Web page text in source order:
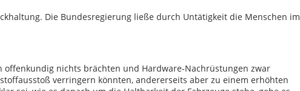
Die Bundesregierung ließe durch Untätigkeit die Menschen im
offenkundig nichts brächten und Hardware-Nachrüstungen zwar
verringern könnten, andererseits aber zu einem erhöhten